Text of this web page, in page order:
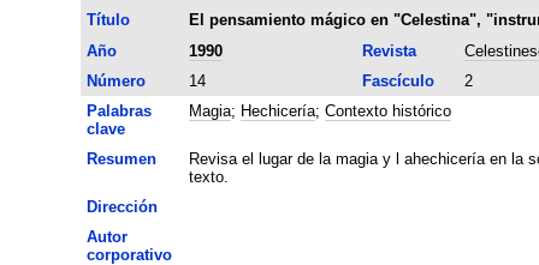
Título
El pensamiento mágico en "Celestina",
Año
1990 Revista
Número
14 Fascículo
2
Palabras
clave
Magia; Hechicería; Contexto histórico
Resumen
Revisa el lugar de la magia y l ahechicería en la
texto.
Dirección
Autor
corporativo